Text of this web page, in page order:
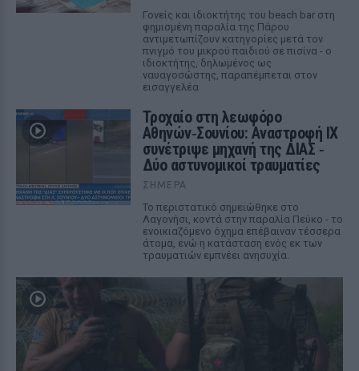
Γονείς και ιδιοκτήτης του beach bar στη
φημισμένη παραλία της Πάρου
αντιμετωπίζουν κατηγορίες μετά τον
πνιγμό του μικρού παιδιού σε πισίνα - ο
ιδιοκτήτης, δηλωμένος ως
ναυαγοσώστης, παραπέμπεται στον
εισαγγελέα
Τροχαίο στη λεωφόρο
Αθηνών‑Σουνίου: Αναστροφή ΙΧ
συνέτριψε μηχανή της ΔΙΑΣ ‑
Δύο αστυνομικοί τραυματίες
ΣΉΜΕΡΑ
Το περιστατικό σημειώθηκε στο
Λαγονήσι, κοντά στην παραλία Πεύκο - το
ενοικιαζόμενο όχημα επέβαιναν τέσσερα
άτομα, ενώ η κατάσταση ενός εκ των
τραυματιών εμπνέει ανησυχία.